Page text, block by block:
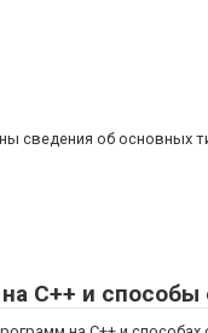
сведения об основных
C++ и